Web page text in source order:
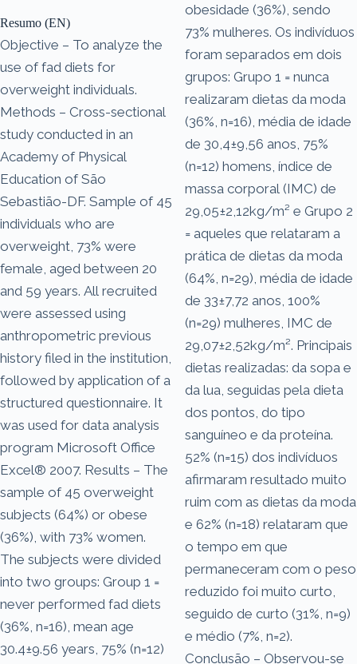
Resumo (EN)
Objective – To analyze the
use of fad diets for
overweight individuals.
Methods – Cross-sectional
study conducted in an
Academy of Physical
Education of São
Sebastião-DF. Sample of 45
individuals who are
overweight, 73% were
female, aged between 20
and 59 years. All recruited
were assessed using
anthropometric previous
history filed in the institution,
followed by application of a
structured questionnaire. It
was used for data analysis
program Microsoft Office
Excel® 2007. Results – The
sample of 45 overweight
subjects (64%) or obese
(36%), with 73% women.
The subjects were divided
into two groups: Group 1 =
never performed fad diets
(36%, n=16), mean age
30.4±9.56 years, 75% (n=12)
obesidade (36%), sendo
73% mulheres. Os indivíduos
foram separados em dois
grupos: Grupo 1 = nunca
realizaram dietas da moda
(36%, n=16), média de idade
de 30,4±9,56 anos, 75%
(n=12) homens, índice de
massa corporal (IMC) de
29,05±2,12kg/m² e Grupo 2
= aqueles que relataram a
prática de dietas da moda
(64%, n=29), média de idade
de 33±7,72 anos, 100%
(n=29) mulheres, IMC de
29,07±2,52kg/m². Principais
dietas realizadas: da sopa e
da lua, seguidas pela dieta
dos pontos, do tipo
sanguíneo e da proteína.
52% (n=15) dos indivíduos
afirmaram resultado muito
ruim com as dietas da moda
e 62% (n=18) relataram que
o tempo em que
permaneceram com o peso
reduzido foi muito curto,
seguido de curto (31%, n=9)
e médio (7%, n=2).
Conclusão – Observou-se